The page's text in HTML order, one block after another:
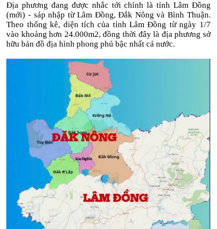
Địa phương đang được nhắc tới chính là tỉnh Lâm Đồng
(mới) - sáp nhập từ Lâm Đồng, Đắk Nông và Bình Thuận.
Theo thống kê, diện tích của tỉnh Lâm Đồng từ ngày 1/7
vào khoảng hơn 24.000m2, đồng thời đây là địa phương sở
hữu bản đồ địa hình phong phú bậc nhất cả nước.